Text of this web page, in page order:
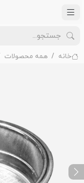
خانه همه محصولات
Previous